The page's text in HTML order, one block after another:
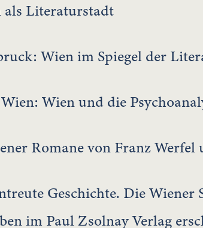
als Literaturstadt
Wien im Spiegel der
Wien und die
Romane von Franz Werfel
Geschichte. Die Wiener
im Paul Zsolnay Verlag